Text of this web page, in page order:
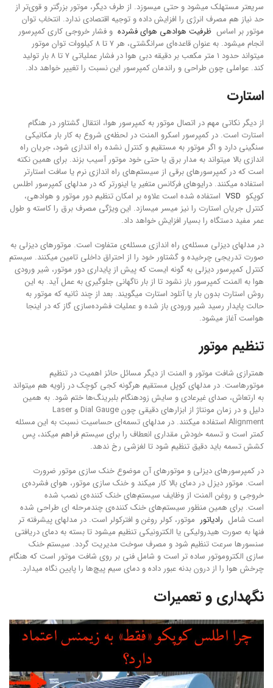
سریعتر مستهلک میشود و حتی میسوزد. از طرف دیگر، موتور بزرگتر و قوی‌تر از
حد نیاز هم مصرف انرژی را افزایش داده و توجیه اقتصادی ندارد. انتخاب توان
موتور بر اساس ظرفیت هوادهی هوای فشرده و فشار خروجی کاری کمپرسور
انجام میشود. به عنوان قاعده‌ای سرانگشتی، هر ۷ تا ۸ کیلووات توان موتور
میتواند حدود ۱ متر مکعب بر دقیقه دبی هوا در فشار عملیاتی ۷ تا ۸ بار تولید
کند. عواملی چون طراحی و راندمان کمپرسور این نسبت را تغییر خواهد داد.
استارت
از دیگر نکاتی مهم در اتصال موتور به کمپرسور هوا، انتقال گشتاور در هنگام
استارت است. در کمپرسور اسکرو المنت در لحظه‌ی شروع به کار بار مکانیکی
سنگینی دارد و اگر موتور به مستقیم و کنترل نشده راه اندازی شود، جریان راه
اندازی بالا میتواند به مدار برق یا حتی خود موتور آسیب بزند. برای همین نکته
است که در کمپرسورهای برقی از سیستم‌های راه اندازی نرم یا سافت استارتر
استفاده میکنند. درایوهای فرکانس متغیر یا اینورتر که در مدلهای کمپرسور اطلس
کوپکو
استفاده شده است علاوه بر امکان تنظیم دور موتور و هوادهی،
کنترل جریان استارت را نیز میسر میسازد. این ویژگی مصرف برق را کاسته و طول
عمر مفید دستگاه را بسیار افزایش خواهد داد.
در مدلهای دیزلی مسئله‌ی راه اندازی مسئله‌ی متفاوت است. موتورهای دیزلی به
صورت تدریجی چرخیده و گشتاور خود را از احتراق داخلی تامین میکنند. سیستم
کنترل کمپرسور دیزلی به گونه ایست که پیش از پایداری دور موتور، شیر ورودی
هوا به المنت کمپرسور باز نشود تا از بار ناگهانی جلوگیری به عمل آید. به این
روش استارت بدون بار یا آنلود استارت میگویند. بعد از چند ثانیه که موتور به
حالت پایدار رسید شیر ورودی باز شده و عملیات فشرده‌سازی گاز که در اینجا
هواست آغاز میشود.
تنظیم موتور
همترازی شافت موتور و المنت از دیگر مسائل حائز اهمیت در تنظیم
موتورهاست. در مدلهای کوپل مستقیم هرگونه کجی کوچک در زاویه هم میتواند
به ارتعاش، صدای غیرعادی و سایش زودهنگام بلبرینگ‌ها ختم شود. به همین
دلیل و در زمان مونتاژ از ابزارهای دقیقی چون Dial Gauge و Laser
Alignment استفاده میکنند. در مدلهای تسمه‌ای حساسیت نسبت به این مسئله
کمتر است و تسمه خودش مقداری انعطاف را برای سیستم فراهم میکند، پس
کشش تسمه باید دقیق تنظیم شود تا لغزشی رخ ندهد.
در کمپرسورهای دیزلی و موتورهای آن موضوع خنک سازی موتور ضرورت
است. موتور دیزل در دمای بالا کار میکند و خنک سازی موتور، هوای فشرده‌ی
خروجی و روغن المنت از وظایف سیستم‌های خنک کننده‌ی نصب شده
است. برای همین منظور سیستم‌های خنک کننده‌ی چندمرحله ای طراحی شده
است شامل رادیاتور موتور، کولر روغن و افترکولر است. در مدلهای پیشرفته تر
فنها به صورت هیدرولیکی یا الکترونیکی تنظیم میشود تا بسته به دمای دریافتی
سنسورها سرعت تنظیم شود و مصرف سوخت مدیریت گردد. سیستم خنک
سازی الکتروموتور ساده تر است و شامل فنی بر روی شافت موتور است که هنگام
چرخش هوا را از درون بدنه عبور داده و دمای سیم پیچ‌ها را پایین نگاه میدارد.
نگهداری و تعمیرات